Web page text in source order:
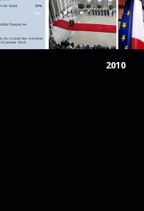
2010